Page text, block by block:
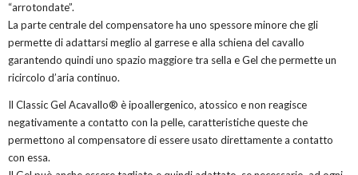
“arrotondate”.
La parte centrale del compensatore ha uno spessore minore che gli
permette di adattarsi meglio al garrese e alla schiena del cavallo
garantendo quindi uno spazio maggiore tra sella e Gel che permette un
ricircolo d’aria continuo.
Il Classic Gel Acavallo® è ipoallergenico, atossico e non reagisce
negativamente a contatto con la pelle, caratteristiche queste che
permettono al compensatore di essere usato direttamente a contatto
con essa.